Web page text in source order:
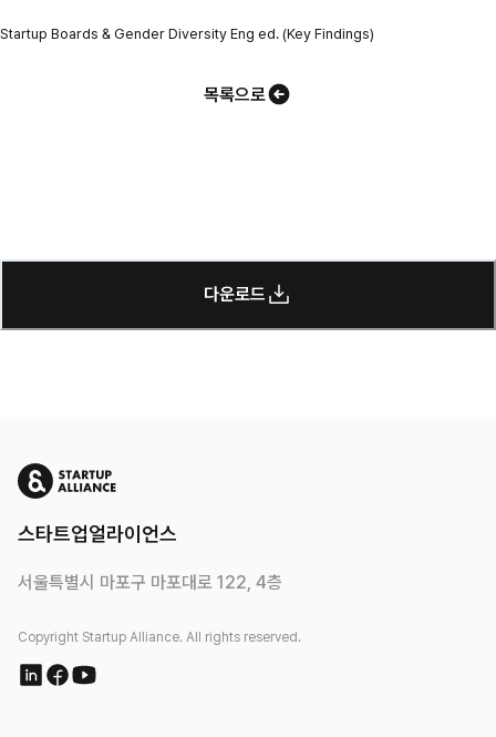
Startup Boards & Gender Diversity Eng ed. (Key Findings)
목록으로
다운로드
스타트업얼라이언스
서울특별시 마포구 마포대로 122, 4층
Copyright Startup Alliance. All rights reserved.